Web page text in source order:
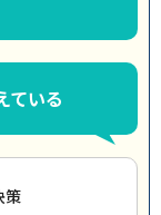
ている
策